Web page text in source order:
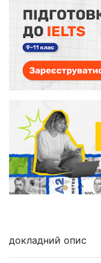
докладний опис